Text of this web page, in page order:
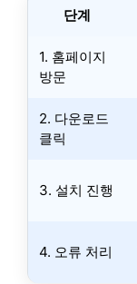
단계
1. 홈페이지
방문
2. 다운로드
클릭
3. 설치 진행
4. 오류 처리